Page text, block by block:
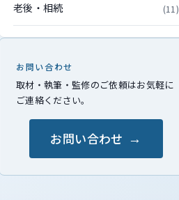
老後・相続 (11)
お問い合わせ
取材・執筆・監修のご依頼はお気軽に
ご連絡ください。
お問い合わせ